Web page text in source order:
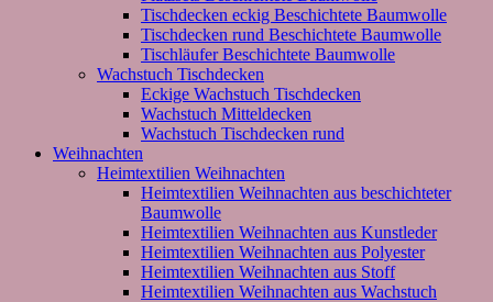
Tischdecken eckig Beschichtete Baumwolle
Tischdecken rund Beschichtete Baumwolle
Tischläufer Beschichtete Baumwolle
Wachstuch Tischdecken
Eckige Wachstuch Tischdecken
Wachstuch Mitteldecken
Wachstuch Tischdecken rund
Weihnachten
Heimtextilien Weihnachten
Heimtextilien Weihnachten aus beschichteter
Baumwolle
Heimtextilien Weihnachten aus Kunstleder
Heimtextilien Weihnachten aus Polyester
Heimtextilien Weihnachten aus Stoff
Heimtextilien Weihnachten aus Wachstuch